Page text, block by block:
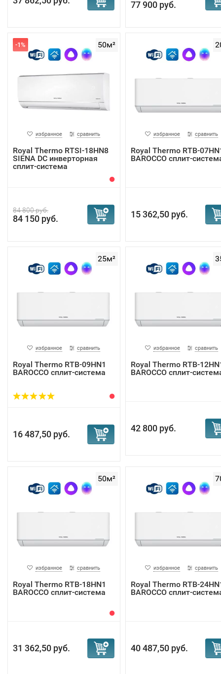
77 900 руб.
50м²
-1%
избранное сравнить
Royal Thermo RTSI-18HN8
SIENA DC инверторная
сплит-система
84 800 руб.
84 150 руб.
избранное сравнить
Royal Thermo RTB-
BAROCCO сплит-
15 362,50 руб.
25м²
избранное сравнить
Royal Thermo RTB-09HN1
BAROCCO сплит-система
16 487,50 руб.
избранное сравнить
Royal Thermo RTB-
BAROCCO сплит-
42 800 руб.
50м²
избранное сравнить
Royal Thermo RTB-18HN1
BAROCCO сплит-система
31 362,50 руб.
избранное сравнить
Royal Thermo RTB-
BAROCCO сплит-
40 487,50 руб.